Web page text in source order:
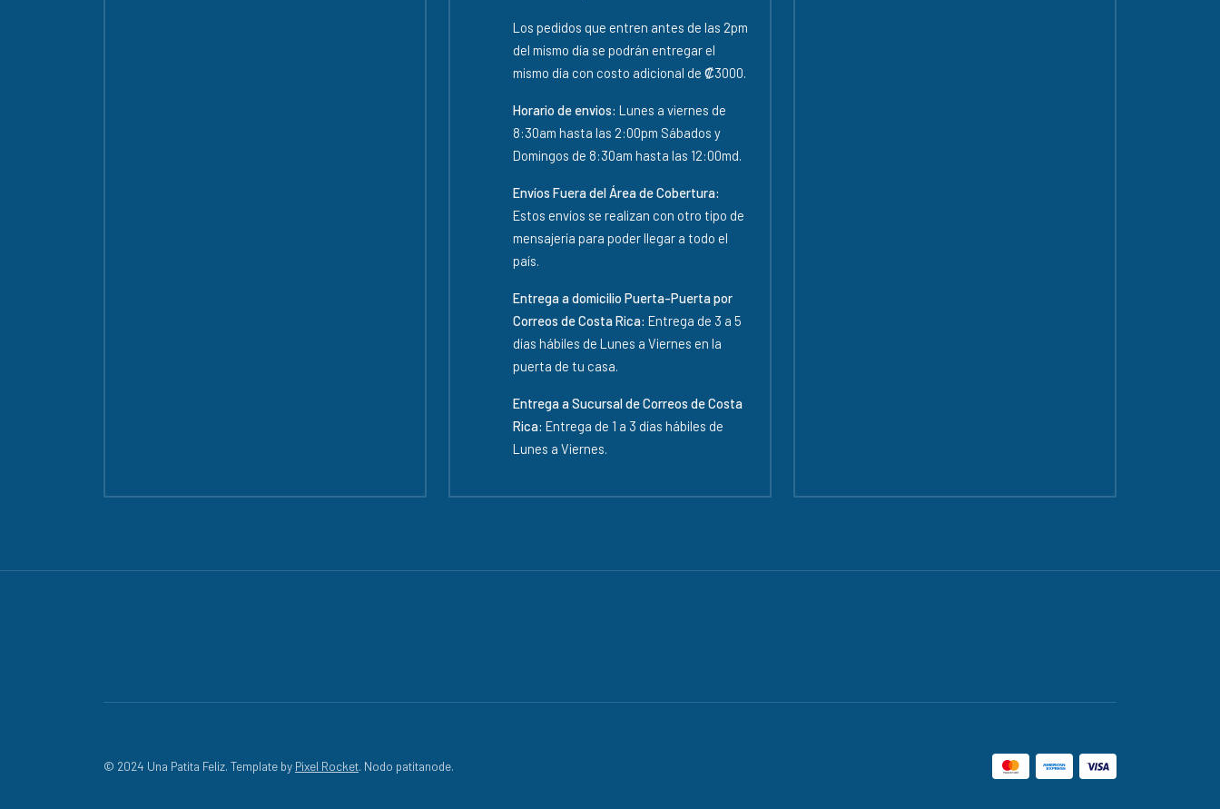
Los pedidos que entren antes de las 2pm
del mismo día se podrán entregar el
mismo día con costo adicional de ₡3000.
Horario de envios: Lunes a viernes de
8:30am hasta las 2:00pm Sábados y
Domingos de 8:30am hasta las 12:00md.
Envíos Fuera del Área de Cobertura:
Estos envíos se realizan con otro tipo de
mensajería para poder llegar a todo el
país.
Entrega a domicilio Puerta-Puerta por
Correos de Costa Rica: Entrega de 3 a 5
días hábiles de Lunes a Viernes en la
puerta de tu casa.
Entrega a Sucursal de Correos de Costa
Rica: Entrega de 1 a 3 días hábiles de
Lunes a Viernes.
© 2024 Una Patita Feliz. Template by Pixel Rocket. Nodo patitanode.